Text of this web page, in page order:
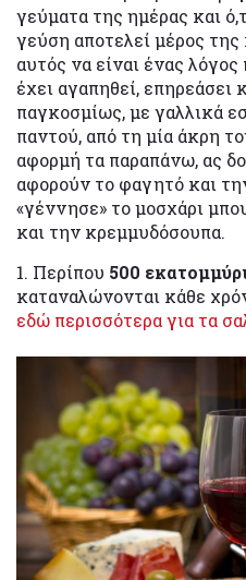
γεύματα της ημέρας και
γεύση αποτελεί μέρος
αυτός να είναι ένας
έχει αγαπηθεί, επηρεάσει
παγκοσμίως, με γαλλικά
παντού, από τη μία άκρη
αφορμή τα παραπάνω, ας
αφορούν το φαγητό και
«γέννησε» το μοσχάρι
και την κρεμμυδόσουπα.
1. Περίπου 500
καταναλώνονται κάθε
εδώ περισσότερα για τα